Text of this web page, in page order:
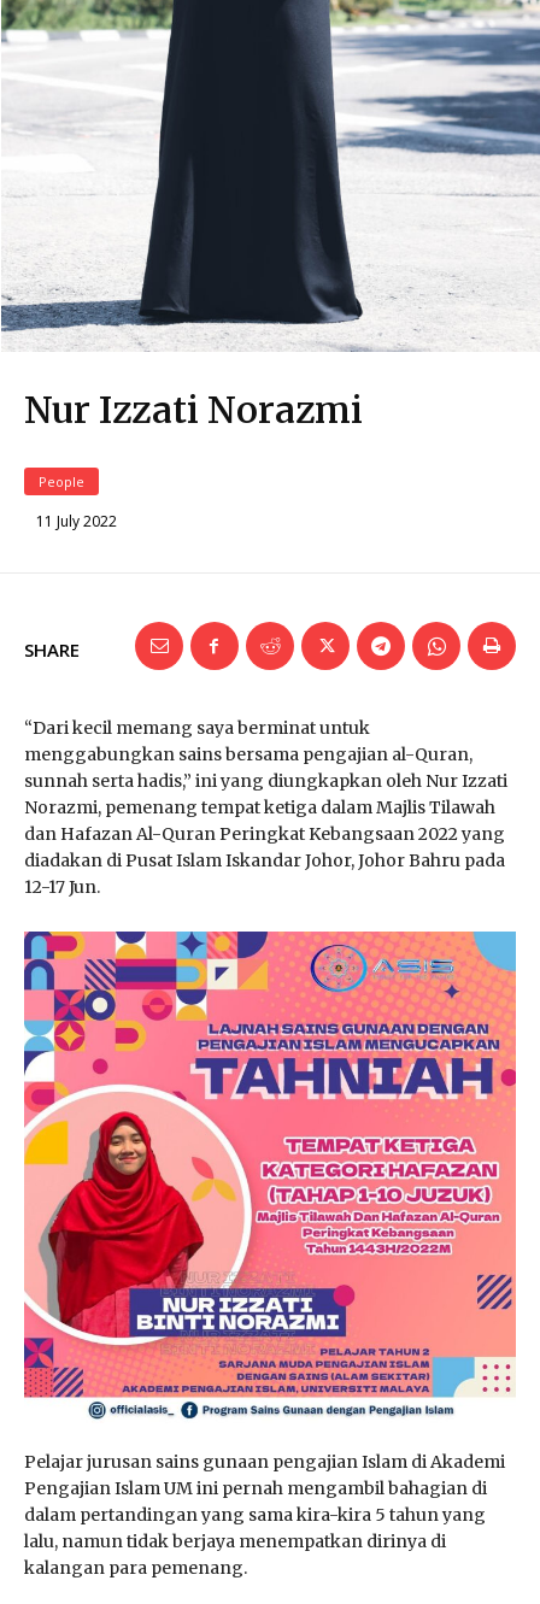
Nur Izzati Norazmi
People
11 July 2022
SHARE
“Dari kecil memang saya berminat untuk
menggabungkan sains bersama pengajian al-Quran,
sunnah serta hadis,” ini yang diungkapkan oleh Nur Izzati
Norazmi, pemenang tempat ketiga dalam Majlis Tilawah
dan Hafazan Al-Quran Peringkat Kebangsaan 2022 yang
diadakan di Pusat Islam Iskandar Johor, Johor Bahru pada
12-17 Jun.
Pelajar jurusan sains gunaan pengajian Islam di Akademi
Pengajian Islam UM ini pernah mengambil bahagian di
dalam pertandingan yang sama kira-kira 5 tahun yang
lalu, namun tidak berjaya menempatkan dirinya di
kalangan para pemenang.